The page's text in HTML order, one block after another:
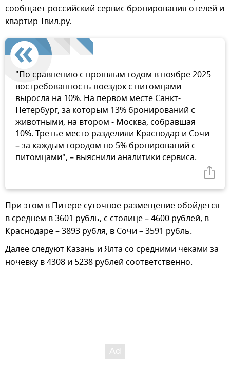
сообщает российский сервис бронирования отелей и
квартир Твил.ру.
"По сравнению с прошлым годом в ноябре 2025
востребованность поездок с питомцами
выросла на 10%. На первом месте Санкт-
Петербург, за которым 13% бронирований с
животными, на втором - Москва, собравшая
10%. Третье место разделили Краснодар и Сочи
– за каждым городом по 5% бронирований с
питомцами", – выяснили аналитики сервиса.
При этом в Питере суточное размещение обойдется
в среднем в 3601 рубль, с столице – 4600 рублей, в
Краснодаре – 3893 рубля, в Сочи – 3591 рубль.
Далее следуют Казань и Ялта со средними чеками за
ночевку в 4308 и 5238 рублей соответственно.